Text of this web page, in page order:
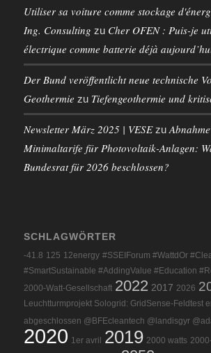
Utiliser sa voiture comme stockage
Ing. Consulting zu Cher OFEN : Puis-je
électrique comme batterie déjà
Der Bund veröffentlicht neue technische
Geothermie zu Tiefengeothermie und
Newsletter März 2025 | VESEzu
Minimaltarife für Photovoltaik-Anlagen:
Bundesrat für 2026 beschlossen?
SCHLAGWÖRTER
-41.8 125 12energy #SSEIForum #WattdOr
#SmartSustainable #AddingValue #Education
2000-Watt-Gesellschaft 2022 2017 2026
Leuchtturmprojekt Sologrid: GridSense-Feldtest
abgeschlossen @BFEcleantech @landisgyr
2020 1er avril 2019 2000 watts